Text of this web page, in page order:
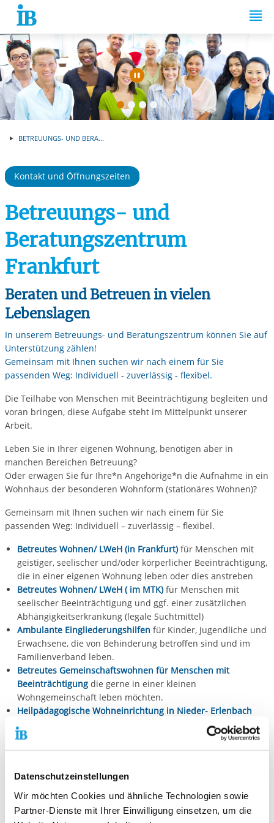
Datenschutzeinstellungen
Wir möchten Cookies und ähnliche Technologien sowie
Partner-Dienste mit Ihrer Einwilligung einsetzen, um die
Springe zum Inhalt
Automatische
BETREUUNGS- UND BERA...
Kontakt und Öffnungszeiten
Betreuungs- und
Beratungszentrum
Frankfurt
Beraten und Betreuen in vielen
Lebenslagen
In unserem Betreuungs- und Beratungszentrum können Sie auf
Unterstützung zählen!
Gemeinsam mit Ihnen suchen wir nach einem für Sie
passenden Weg: Individuell - zuverlässig - flexibel.
Die Teilhabe von Menschen mit Beeinträchtigung begleiten und
voran bringen, diese Aufgabe steht im Mittelpunkt unserer
Arbeit.
Leben Sie in Ihrer eigenen Wohnung, benötigen aber in
manchen Bereichen Betreuung?
Oder erwägen Sie für Ihre*n Angehörige*n die Aufnahme in ein
Wohnhaus der besonderen Wohnform (stationäres Wohnen)?
Gemeinsam mit Ihnen suchen wir nach einem für Sie
passenden Weg: Individuell – zuverlässig – flexibel.
Betreutes Wohnen/ LWeH (in Frankfurt)für Menschen mit
geistiger, seelischer und/oder körperlicher Beeinträchtigung,
die in einer eigenen Wohnung leben oder dies anstreben
Betreutes Wohnen/ LWeH ( im MTK)für Menschen mit
seelischer Beeinträchtigung und ggf. einer zusätzlichen
Abhängigkeitserkrankung (legale Suchtmittel)
Ambulante Eingliederungshilfen für Kinder, Jugendliche und
Erwachsene, die von Behinderung betroffen sind und im
Familienverband leben.
Betreutes Gemeinschaftswohnen für Menschen mit
Beeinträchtigungdie gerne in einer kleinen
Wohngemeinschaft leben möchten.
Heilpädagogische Wohneinrichtung in Nieder- Erlenbach
(Besondere Wohnform) mit 30 Plätzen in insgesamt 6
Wohngruppen. Es gibt ein internes Angebot zur Gestaltung
des Tages mit 20 Plätzen.
Hilfen zur Erziehung für Familien mit und ohne
Behinderung:Sozialpädagogische Familienhilfen,
Erziehungsbeistandschaft und Begleiteter Umgang
Schulassistenz für Kinder und Jugendliche